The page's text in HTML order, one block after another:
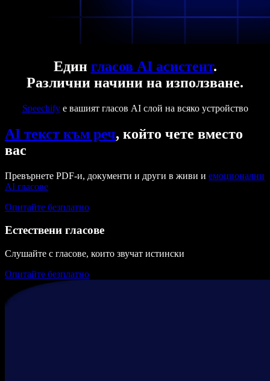
Един гласов AI асистент.
Различни начини на използване.
Speechifyе вашият гласов AI слой на всяко устройство
AI текст към реч, който чете вместо
вас
Превърнете PDF-и, документи и други в живи и емоционални
AI гласове
Опитайте безплатно
Естествени гласове
Слушайте с гласове, които звучат истински
Опитайте безплатно